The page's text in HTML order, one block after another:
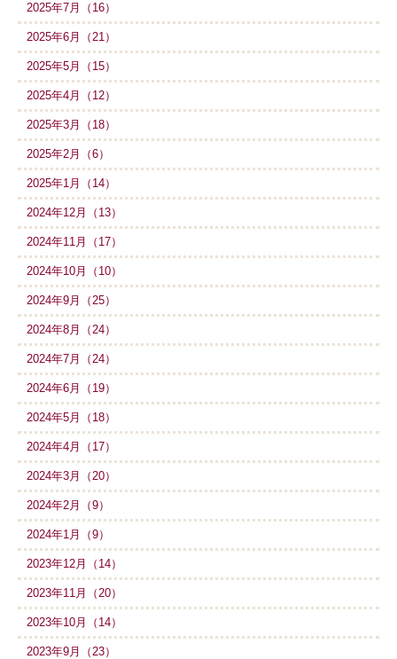
2025年7月（16）
2025年6月（21）
2025年5月（15）
2025年4月（12）
2025年3月（18）
2025年2月（6）
2025年1月（14）
2024年12月（13）
2024年11月（17）
2024年10月（10）
2024年9月（25）
2024年8月（24）
2024年7月（24）
2024年6月（19）
2024年5月（18）
2024年4月（17）
2024年3月（20）
2024年2月（9）
2024年1月（9）
2023年12月（14）
2023年11月（20）
2023年10月（14）
2023年9月（23）